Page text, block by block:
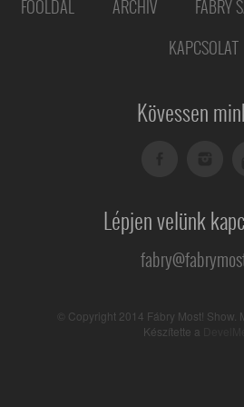
FŐOLDAL ARCHÍV FÁBRY
KAPCSOLAT
Kövessen
Lépjen velünk
© Copyright 2014 Fábry Most! Show.
Készítette a